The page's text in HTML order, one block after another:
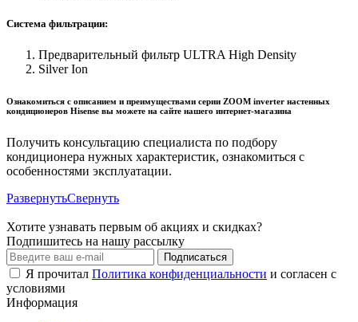
Система фильтрации:
Предварительный фильтр ULTRA High Density
Silver Ion
Ознакомиться с описанием и преимуществами серии ZOOM inverter настенных
кондиционеров Hisense вы можете на сайте нашего интернет-магазина
Получить консультацию специалиста по подбору
кондиционера нужных характеристик, ознакомиться с
особенностями эксплуатации.
РазвернутьСвернуть
Хотите узнавать первым об акциях и скидках?
Подпишитесь на нашу рассылку
Подписаться
Я прочитал Политика конфиденциальности и согласен с
условиями
Информация